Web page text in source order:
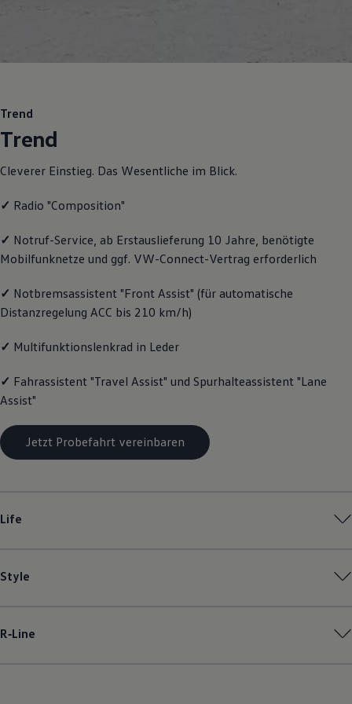
Wallbox und Ladekabel
Digitale Extras
Volkswagen Apps, Login und Shop
Updates für Software, Karten und Radio
Über Ihr Auto
Vorgängermodelle
Volkswagen Kundenbetreuung
Warn- und Kontrollleuchten
Assistenzsysteme
Live Beratung
Lifestyle
Elektromobilität
Volkswagen R
Pannen- und Unfallhilfe
Volkswagen Kundenbetreuung
Trend
Trend
Cleverer Einstieg. Das Wesentliche im Blick.
✓ Radio "Composition"
✓ Notruf-Service , ab Erstauslieferung 10 Jahre, benötigte
Mobilfunknetze und ggf. VW-Connect-Vertrag erforderlich
✓ Notbremsassistent "Front Assist" (für automatische
Distanzregelung ACC bis 210 km/h)
✓ Multifunktionslenkrad in Leder
✓ Fahrassistent "Travel Assist" und Spurhalteassistent "Lane
Assist"
Jetzt Probefahrt vereinbaren
Life
Style
R‑Line